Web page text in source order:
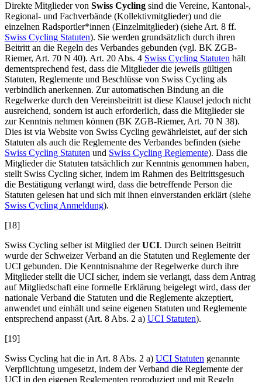
Direkte Mitglieder von Swiss Cycling sind die Vereine, Kantonal-,
Regional- und Fachverbände (Kollektivmitglieder) und die
einzelnen Radsportler*innen (Einzelmitglieder) (siehe Art. 8 ff.
Swiss Cycling Statuten). Sie werden grundsätzlich durch ihren
Beitritt an die Regeln des Verbandes gebunden (vgl. BK ZGB-
Riemer, Art. 70 N 40). Art. 20 Abs. 4 Swiss Cycling Statuten hält
dementsprechend fest, dass die Mitglieder die jeweils gültigen
Statuten, Reglemente und Beschlüsse von Swiss Cycling als
verbindlich anerkennen. Zur automatischen Bindung an die
Regelwerke durch den Vereinsbeitritt ist diese Klausel jedoch nicht
ausreichend, sondern ist auch erforderlich, dass die Mitglieder sie
zur Kenntnis nehmen können (BK ZGB-Riemer, Art. 70 N 38).
Dies ist via Website von Swiss Cycling gewährleistet, auf der sich
Statuten als auch die Reglemente des Verbandes befinden (siehe
Swiss Cycling Statuten und Swiss Cycling Reglemente). Dass die
Mitglieder die Statuten tatsächlich zur Kenntnis genommen haben,
stellt Swiss Cycling sicher, indem im Rahmen des Beitrittsgesuch
die Bestätigung verlangt wird, dass die betreffende Person die
Statuten gelesen hat und sich mit ihnen einverstanden erklärt (siehe
Swiss Cycling Anmeldung).
[18]
Swiss Cycling selber ist Mitglied derUCI. Durch seinen Beitritt
wurde der Schweizer Verband an die Statuten und Reglemente der
UCI gebunden. Die Kenntnisnahme der Regelwerke durch ihre
Mitglieder stellt die UCI sicher, indem sie verlangt, dass dem Antrag
auf Mitgliedschaft eine formelle Erklärung beigelegt wird, dass der
nationale Verband die Statuten und die Reglemente akzeptiert,
anwendet und einhält und seine eigenen Statuten und Reglemente
entsprechend anpasst (Art. 8 Abs. 2 a) UCI Statuten).
[19]
Swiss Cycling hat die in Art. 8 Abs. 2 a) UCI Statuten genannte
Verpflichtung umgesetzt, indem der Verband die Reglemente der
UCI in den eigenen Reglementen reproduziert und mit Regeln